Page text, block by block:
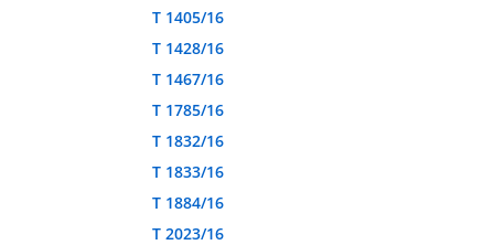
T 1405/16
T 1428/16
T 1467/16
T 1785/16
T 1832/16
T 1833/16
T 1884/16
T 2023/16